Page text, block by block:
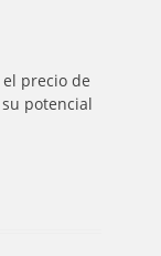
precio de
potencial